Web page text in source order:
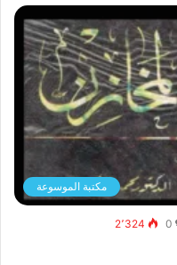
مكتبة الموسوعة
0 2٬324